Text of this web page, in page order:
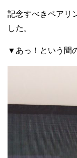
記念すべきペアリ
した。
▼あっ！という間